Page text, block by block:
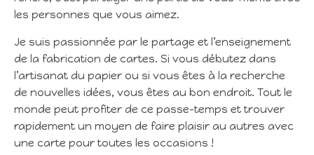
les personnes que vous aimez.
Je suis passionnée par le partage et l’enseignement
de la fabrication de cartes. Si vous débutez dans
l’artisanat du papier ou si vous êtes à la recherche
de nouvelles idées, vous êtes au bon endroit. Tout le
monde peut profiter de ce passe-temps et trouver
rapidement un moyen de faire plaisir au autres avec
une carte pour toutes les occasions !